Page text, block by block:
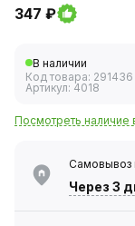
347 ₽
В наличии
Код товара: 291436
Артикул: 4018
Посмотреть наличие
Самовывоз
Через 3